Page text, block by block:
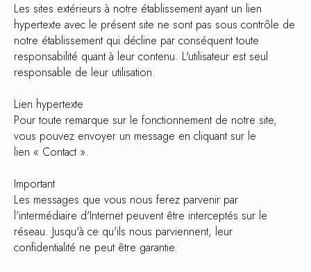
Les sites extérieurs à notre établissement ayant un lien
hypertexte avec le présent site ne sont pas sous contrôle de
notre établissement qui décline par conséquent toute
responsabilité quant à leur contenu. L'utilisateur est seul
responsable de leur utilisation.
Lien hypertexte
Pour toute remarque sur le fonctionnement de notre site,
vous pouvez envoyer un message en cliquant sur le
lien « Contact ».
Important
Les messages que vous nous ferez parvenir par
l'intermédiaire d'Internet peuvent être interceptés sur le
réseau. Jusqu'à ce qu'ils nous parviennent, leur
confidentialité ne peut être garantie.